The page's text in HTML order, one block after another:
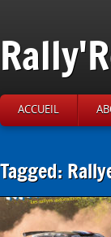
ACCUEIL
Tagged: